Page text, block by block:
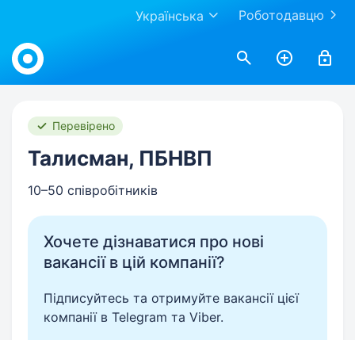
Роботодавцю
Українська
Work.ua
Перевірено
Талисман, ПБНВП
10–50 співробітників
Хочете дізнаватися про нові
вакансії в цій компанії?
Підписуйтесь та отримуйте вакансії цієї
компанії в Telegram та Viber.